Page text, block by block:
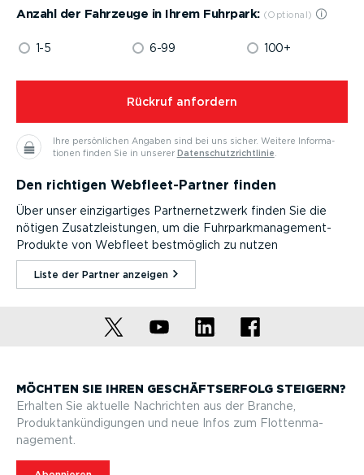
Anzahl der Fahrzeuge in Ihrem Fuhrpark:
1-5 6-99 100+
⁠Rückruf anfordern
Ihre persön­lichen Angaben sind bei uns sicher. Weitere Infor­ma­
tionen finden Sie in unserer Daten­schutz­richt­linie
Den richtigen Webfleet-Partner finden
Über unser einzig­ar­tiges Partner­netzwerk finden Sie die
nötigen Zusatz­leistungen, um die Fuhrpark­management-
Produkte von Webfleet bestmöglich zu nutzen
Liste der Partner anzeigen⁠
MÖCHTEN SIE IHREN GESCHÄFTS­ERFOLG STEIGERN?
Erhalten Sie aktuelle Nachrichten aus der Branche,
Produktan­kün­di­gungen und neue Infos zum Flotten­ma­
nagement.